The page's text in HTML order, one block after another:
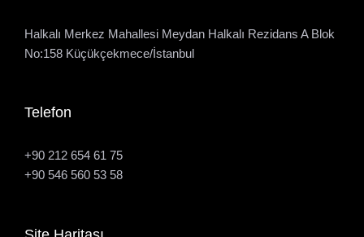
Halkalı Merkez Mahallesi Meydan Halkalı Rezidans A Blok
No:158 Küçükçekmece/İstanbul
Telefon
+90 212 654 61 75
+90 546 560 53 58